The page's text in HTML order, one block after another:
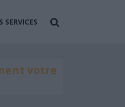
SERVICES
votre